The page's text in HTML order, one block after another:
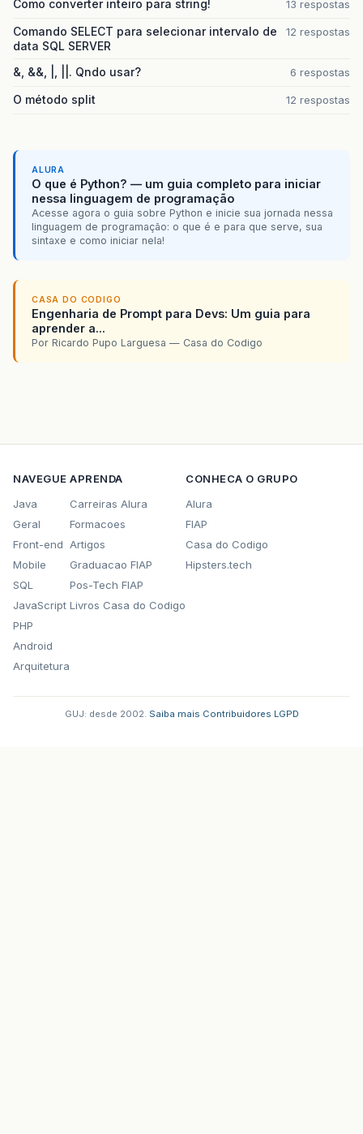
Como converter inteiro para string! 13 respostas
Comando SELECT para selecionar intervalo de
data SQL SERVER
12 respostas
&, &&, |, ||. Qndo usar? 6 respostas
O método split 12 respostas
ALURA
O que é Python? — um guia completo para iniciar
nessa linguagem de programação
Acesse agora o guia sobre Python e inicie sua jornada nessa
linguagem de programação: o que é e para que serve, sua
sintaxe e como iniciar nela!
CASA DO CODIGO
Engenharia de Prompt para Devs: Um guia para
aprender a...
Por Ricardo Pupo Larguesa — Casa do Codigo
NAVEGUE
Java
Geral
Front-end
Mobile
SQL
JavaScript
PHP
Android
Arquitetura
APRENDA
Carreiras Alura
Formacoes
Artigos
Graduacao FIAP
Pos-Tech FIAP
Livros Casa do Codigo
CONHECA O GRUPO
Alura
FIAP
Casa do Codigo
Hipsters.tech
GUJ: desde 2002. Saiba mais Contribuidores LGPD